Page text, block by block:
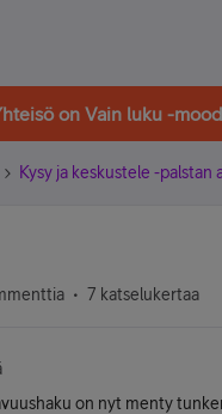
on Vain luku -
Kysy ja keskustele -palstan
7 katselukertaa
on nyt menty